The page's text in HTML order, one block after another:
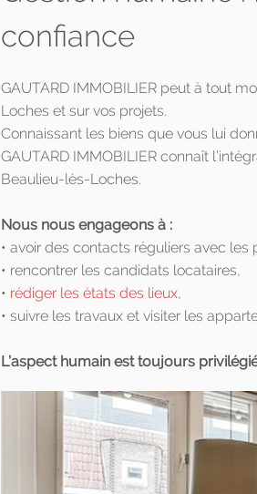
confiance
GAUTARD IMMOBILIER peut à tout
Loches et sur vos projets.
Connaissant les biens que vous lui
GAUTARD IMMOBILIER connaît
Beaulieu-lès-Loches.
Nous nous engageons à :
• avoir des contacts réguliers avec les
• rencontrer les candidats locataires,
• rédiger les états des lieux,
• suivre les travaux et visiter les
L’aspect humain est toujours